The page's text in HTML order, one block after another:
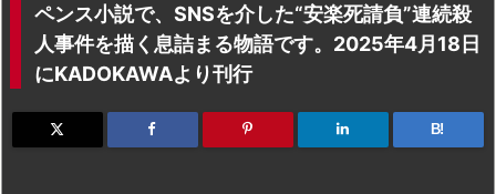
ペンス小説で、SNSを介した“安楽死請負”連続殺
人事件を描く息詰まる物語です。2025年4月18日
にKADOKAWAより刊行
B!